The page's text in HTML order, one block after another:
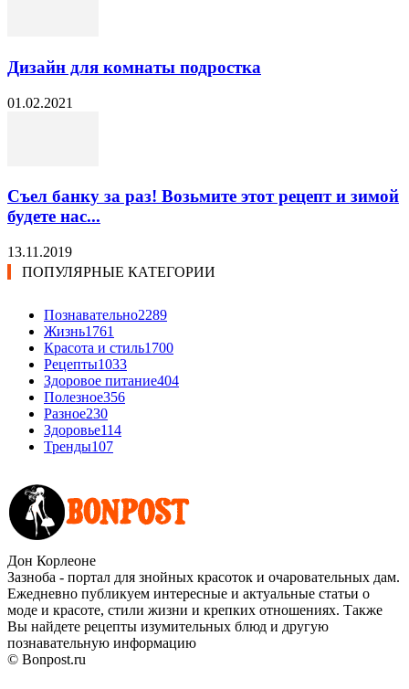
Дизайн для комнаты подростка
01.02.2021
Съел банку за раз! Возьмите этот рецепт и зимой
будете нас...
13.11.2019
ПОПУЛЯРНЫЕ КАТЕГОРИИ
Познавательно2289
Жизнь1761
Красота и стиль1700
Рецепты1033
Здоровое питание404
Полезное356
Разное230
Здоровье114
Тренды107
Дон Корлеоне
Зазноба - портал для знойных красоток и очаровательных дам.
Ежедневно публикуем интересные и актуальные статьи о
моде и красоте, стили жизни и крепких отношениях. Также
Вы найдете рецепты изумительных блюд и другую
познавательную информацию
© Bonpost.ru